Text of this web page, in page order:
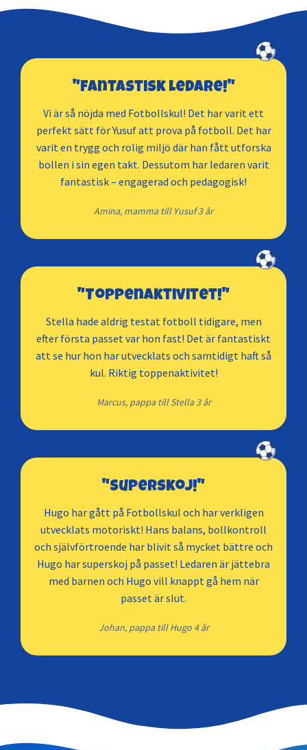
"Fantastisk ledare!"
Vi är så nöjda med Fotbollskul! Det har varit ett
perfekt sätt för Yusuf att prova på fotboll. Det har
varit en trygg och rolig miljö där han fått utforska
bollen i sin egen takt. Dessutom har ledaren varit
fantastisk – engagerad och pedagogisk!
Amina, mamma till Yusuf 3 år
"Toppenaktivitet!"
Stella hade aldrig testat fotboll tidigare, men
efter första passet var hon fast! Det är fantastiskt
att se hur hon har utvecklats och samtidigt haft så
kul. Riktig toppenaktivitet!
Marcus, pappa till Stella 3 år
"Superskoj!"
Hugo har gått på Fotbollskul och har verkligen
utvecklats motoriskt! Hans balans, bollkontroll
och självförtroende har blivit så mycket bättre och
Hugo har superskoj på passet! Ledaren är jättebra
med barnen och Hugo vill knappt gå hem när
passet är slut.
Johan, pappa till Hugo 4 år